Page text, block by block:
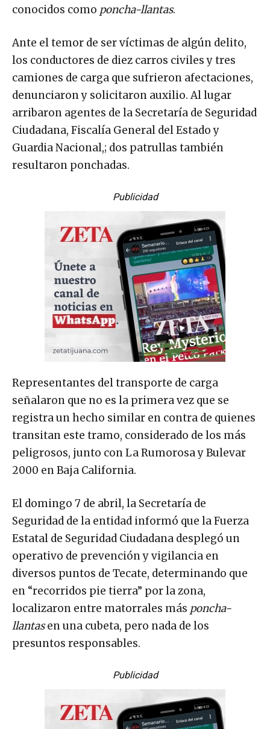
conocidos como poncha-llantas.
Ante el temor de ser víctimas de algún delito,
los conductores de diez carros civiles y tres
camiones de carga que sufrieron afectaciones,
denunciaron y solicitaron auxilio. Al lugar
arribaron agentes de la Secretaría de Seguridad
Ciudadana, Fiscalía General del Estado y
Guardia Nacional,; dos patrullas también
resultaron ponchadas.
Publicidad
Representantes del transporte de carga
señalaron que no es la primera vez que se
registra un hecho similar en contra de quienes
transitan este tramo, considerado de los más
peligrosos, junto con La Rumorosa y Bulevar
2000 en Baja California.
El domingo 7 de abril, la Secretaría de
Seguridad de la entidad informó que la Fuerza
Estatal de Seguridad Ciudadana desplegó un
operativo de prevención y vigilancia en
diversos puntos de Tecate, determinando que
en “recorridos pie tierra” por la zona,
localizaron entre matorrales más poncha-
llantasen una cubeta, pero nada de los
presuntos responsables.
Publicidad